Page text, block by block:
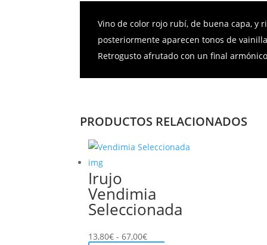
Vino de color rojo rubí, de buena capa, y
posteriormente aparecen tonos de
Retrogusto afrutado con un final
PRODUCTOS RELACIONADOS
Irujo
Vendimia
Seleccionada
13,80€ - 67,00€Rango